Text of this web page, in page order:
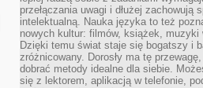
przełączania uwagi i dłużej zachowują
intelektualną. Nauka języka to też
nowych kultur: filmów, książek, muzyki
Dzięki temu świat staje się bogatszy i
zróżnicowany. Dorosły ma tę
dobrać metody idealne dla siebie.
się z lektorem, aplikacją w telefonie,